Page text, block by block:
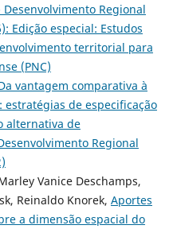
Desenvolvimento Regional
Edição especial: Estudos
territorial para
(PNC)
vantagem comparativa à
de especificação
alternativa de
Regional
Vanice Deschamps,
Reinaldo Knorek, Aportes
a dimensão espacial do